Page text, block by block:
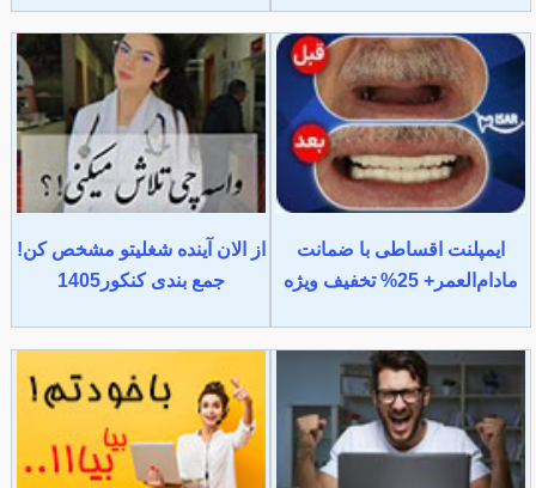
ایمپلنت اقساطی با ضمانت
مادام‌العمر+ 25% تخفیف ویژه
از الان آینده شغلیتو مشخص کن!
جمع بندی کنکور1405